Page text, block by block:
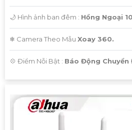
🌙 Hình ảnh ban đêm : Hồng Ngoại
❄ Camera Theo Mẫu Xoay 360.
️💠 Điểm Nỗi Bật : Báo Động Chuyển